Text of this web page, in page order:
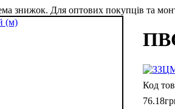
знижок. Для оптових покупців та
76.18